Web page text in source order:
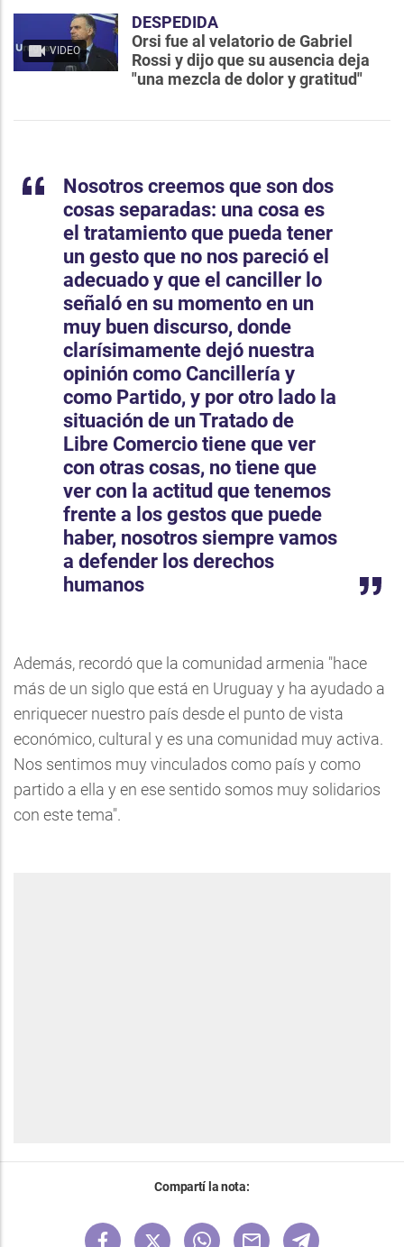
VIDEO
DESPEDIDA
Orsi fue al velatorio de Gabriel
Rossi y dijo que su ausencia deja
"una mezcla de dolor y gratitud"
Nosotros creemos que son dos
cosas separadas: una cosa es
el tratamiento que pueda tener
un gesto que no nos pareció el
adecuado y que el canciller lo
señaló en su momento en un
muy buen discurso, donde
clarísimamente dejó nuestra
opinión como Cancillería y
como Partido, y por otro lado la
situación de un Tratado de
Libre Comercio tiene que ver
con otras cosas, no tiene que
ver con la actitud que tenemos
frente a los gestos que puede
haber, nosotros siempre vamos
a defender los derechos
humanos
Además, recordó que la comunidad armenia "hace
más de un siglo que está en Uruguay y ha ayudado a
enriquecer nuestro país desde el punto de vista
económico, cultural y es una comunidad muy activa.
Nos sentimos muy vinculados como país y como
partido a ella y en ese sentido somos muy solidarios
con este tema".
Compartí la nota: